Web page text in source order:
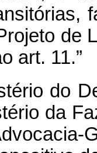
de
art. 11.”
do
da